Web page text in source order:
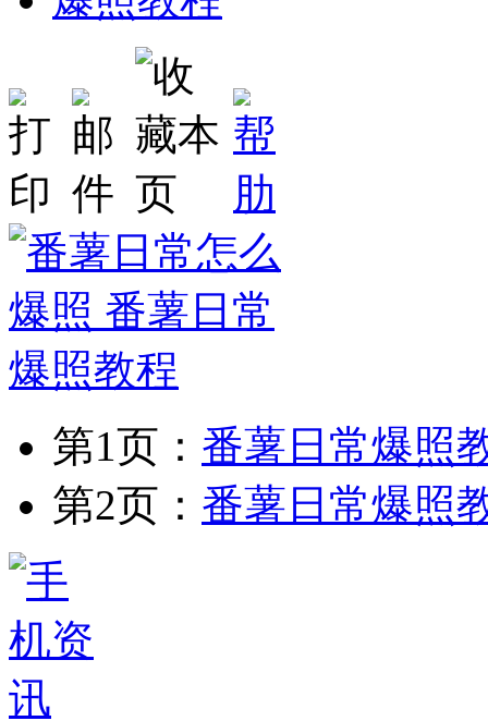
第1页： 番薯日常爆照
第2页： 番薯日常爆照